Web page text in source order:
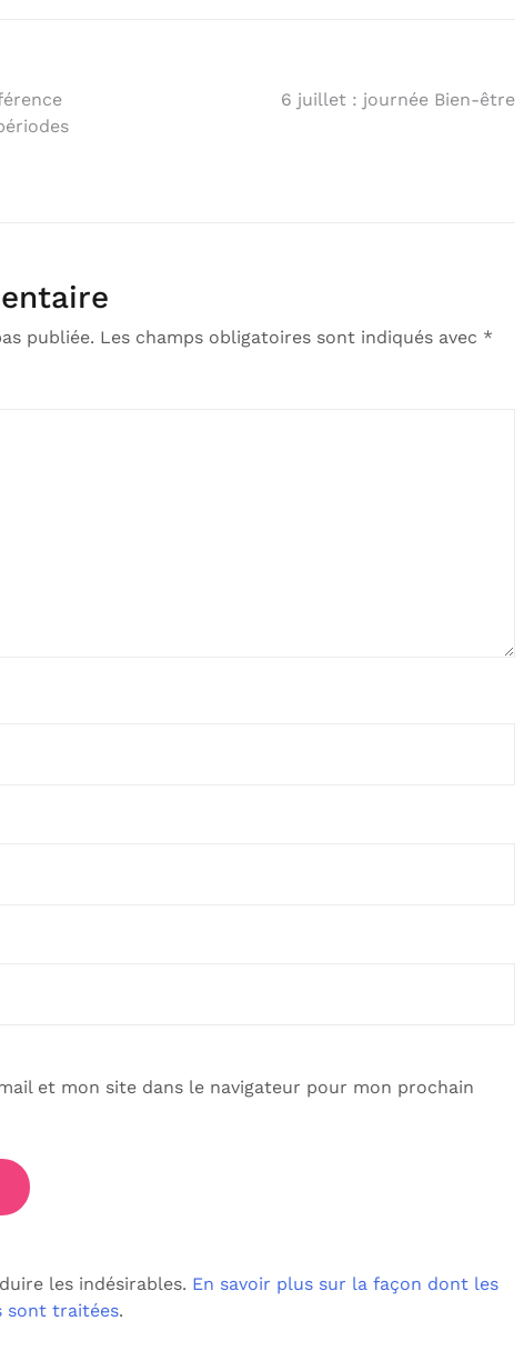
6 juillet : journée Bien-être
publiée. Les champs obligatoires sont indiqués avec *
et mon site dans le navigateur pour mon prochain
les indésirables. En savoir plus sur la façon dont les
sont traitées.